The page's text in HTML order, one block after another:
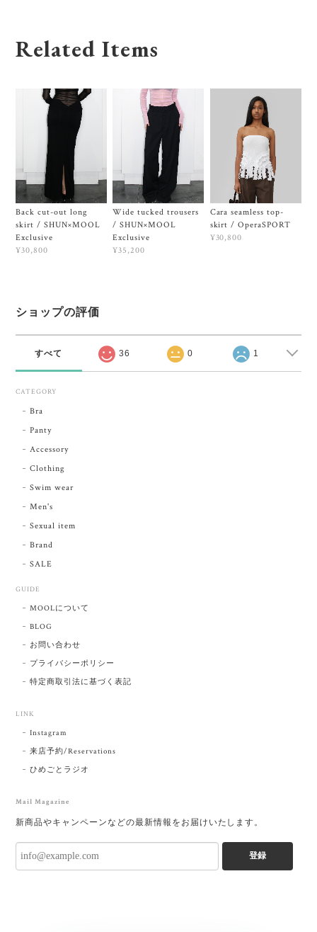
Related Items
Back cut-out long
skirt / SHUN×MOOL
Exclusive
¥30,800
Wide tucked trousers
/ SHUN×MOOL
Exclusive
¥35,200
Cara seamless top-
skirt / OperaSPORT
¥30,800
ショップの評価
すべて 36 0 1
CATEGORY
Bra
Panty
Accessory
Clothing
Swim wear
Men's
Sexual item
Brand
SALE
GUIDE
MOOLについて
BLOG
お問い合わせ
プライバシーポリシー
特定商取引法に基づく表記
LINK
Instagram
来店予約/Reservations
ひめごとラジオ
Mail Magazine
新商品やキャンペーンなどの最新情報をお届けいたします。
登録